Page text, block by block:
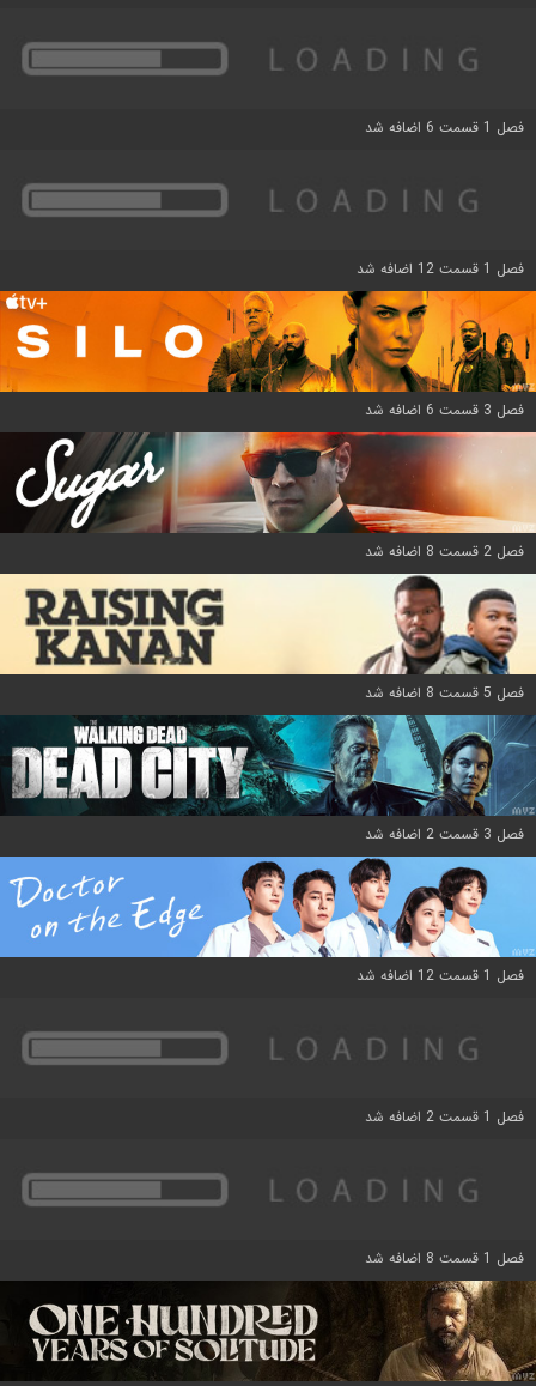
فصل 1 قسمت 6 اضافه شد
فصل 1 قسمت 12 اضافه شد
فصل 3 قسمت 6 اضافه شد
فصل 2 قسمت 8 اضافه شد
فصل 5 قسمت 8 اضافه شد
فصل 3 قسمت 2 اضافه شد
فصل 1 قسمت 12 اضافه شد
فصل 1 قسمت 2 اضافه شد
فصل 1 قسمت 8 اضافه شد